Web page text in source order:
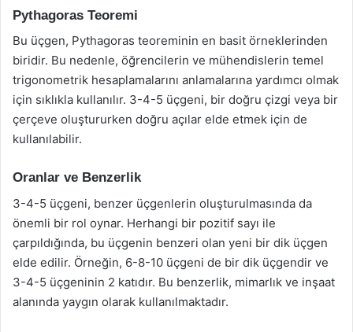
Pythagoras Teoremi
Bu üçgen, Pythagoras teoreminin en basit örneklerinden
biridir. Bu nedenle, öğrencilerin ve mühendislerin temel
trigonometrik hesaplamalarını anlamalarına yardımcı olmak
için sıklıkla kullanılır. 3-4-5 üçgeni, bir doğru çizgi veya bir
çerçeve oluştururken doğru açılar elde etmek için de
kullanılabilir.
Oranlar ve Benzerlik
3-4-5 üçgeni, benzer üçgenlerin oluşturulmasında da
önemli bir rol oynar. Herhangi bir pozitif sayı ile
çarpıldığında, bu üçgenin benzeri olan yeni bir dik üçgen
elde edilir. Örneğin, 6-8-10 üçgeni de bir dik üçgendir ve
3-4-5 üçgeninin 2 katıdır. Bu benzerlik, mimarlık ve inşaat
alanında yaygın olarak kullanılmaktadır.